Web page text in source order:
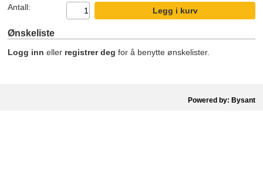
Antall:
Ønskeliste
Logg inn eller registrer deg for å benytte ønskelister.
Powered by: Bysant